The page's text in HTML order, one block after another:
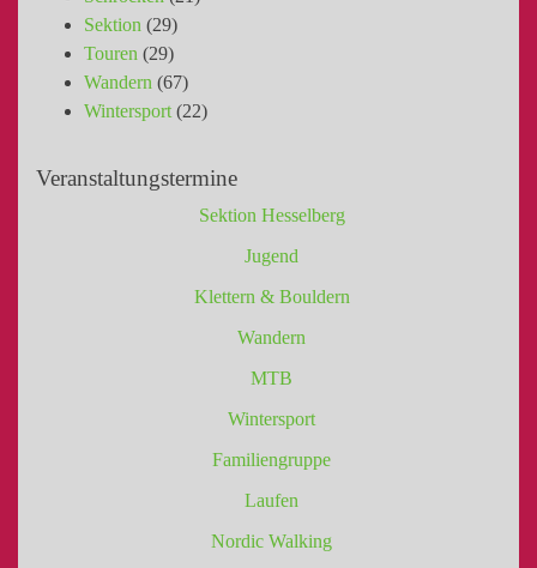
Sektion (29)
Touren (29)
Wandern (67)
Wintersport (22)
Veranstaltungstermine
Sektion Hesselberg
Jugend
Klettern & Bouldern
Wandern
MTB
Wintersport
Familiengruppe
Laufen
Nordic Walking